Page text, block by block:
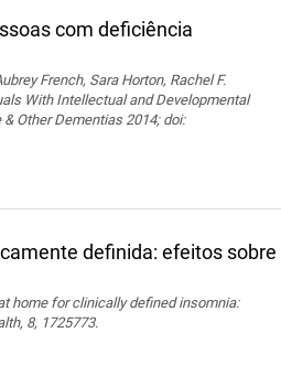
com deficiência
French, Sara Horton, Rachel F.
With Intellectual and Developmental
Other Dementias 2014; doi:
definida: efeitos sobre
home for clinically defined insomnia:
8, 1725773.